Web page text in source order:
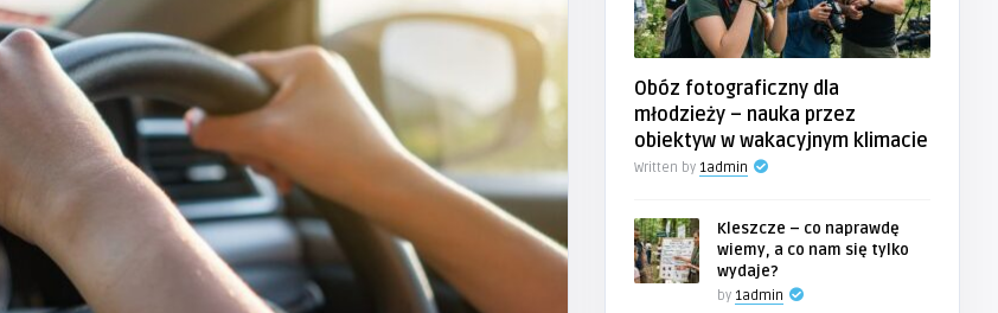
Obóz fotograficzny dla
młodzieży – nauka przez
obiektyw w wakacyjnym klimacie
Written by 1admin
Kleszcze – co naprawdę
wiemy, a co nam się tylko
wydaje?
by 1admin